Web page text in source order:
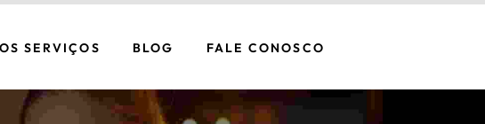
SERVIÇOS BLOG FALE CONOSCO